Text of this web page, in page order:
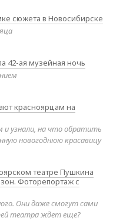
сюжета в Новосибирске
42-ая музейная ночь
красноярцам на
и узнали, на что обратить
новогоднюю красавицу
театре Пушкина
Фоторепортаж с
Они даже смогут сами
театра ждет еще?